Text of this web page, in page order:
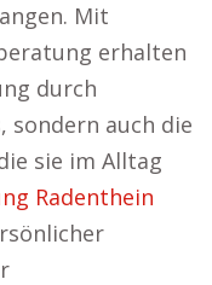
Mit
erhalten
durch
sondern auch die
sie im Alltag
Radenthein